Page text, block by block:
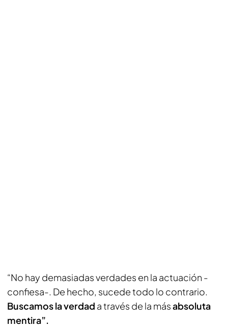
“No hay demasiadas verdades en la actuación -
confiesa-. De hecho, sucede todo lo contrario.
Buscamos la verdad a través de la másabsoluta
mentira”.